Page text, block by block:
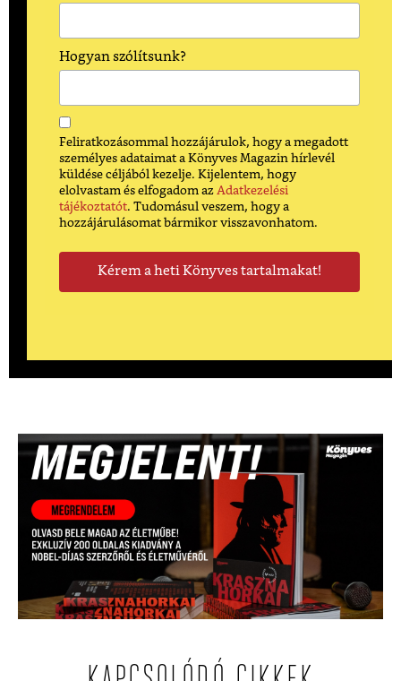
Hogyan szólítsunk?
Feliratkozásommal hozzájárulok, hogy a megadott
személyes adataimat a Könyves Magazin hírlevél
küldése céljából kezelje. Kijelentem, hogy
elolvastam és elfogadom az Adatkezelési
tájékoztatót. Tudomásul veszem, hogy a
hozzájárulásomat bármikor visszavonhatom.